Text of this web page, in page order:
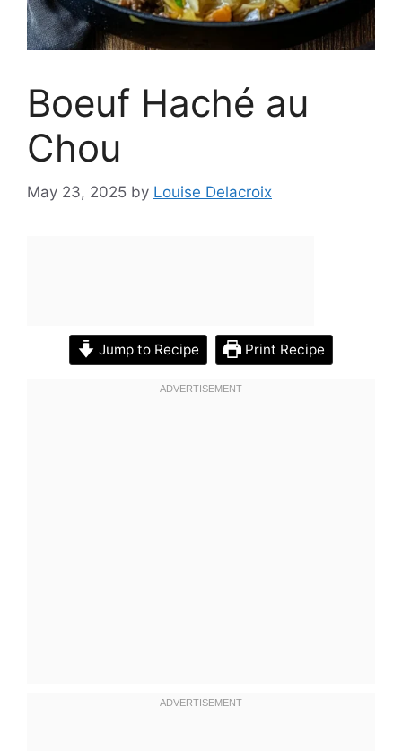
Boeuf Haché au
Chou
May 23, 2025 by Louise Delacroix
Jump to Recipe Print Recipe